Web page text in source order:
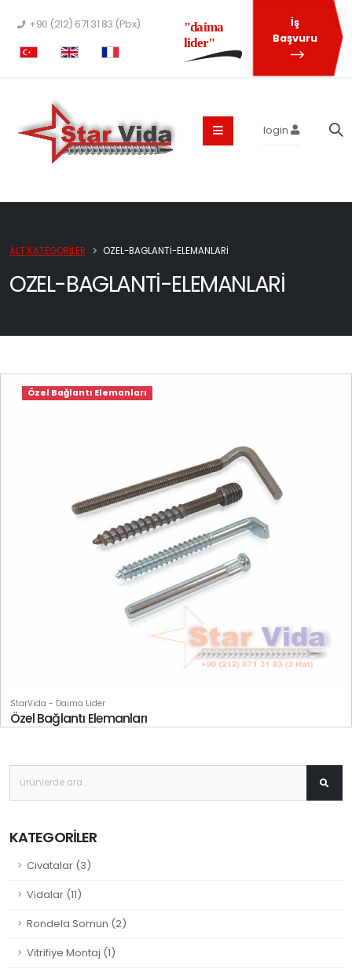
+90 (212) 671 31 83 (Pbx)
"daima
lider"
İş
Başvuru
login
OZEL-BAGLANTI-ELEMANLARI
ALT KATEGORILER OZEL-BAGLANTI-ELEMANLARI
KATEGORILER
Civatalar (3)
Vidalar (11)
Rondela Somun (2)
Vitrifiye Montaj (1)
Özel Bağlantı Elemanları
StarVida - Daima Lider
Özel Bağlantı Elemanları